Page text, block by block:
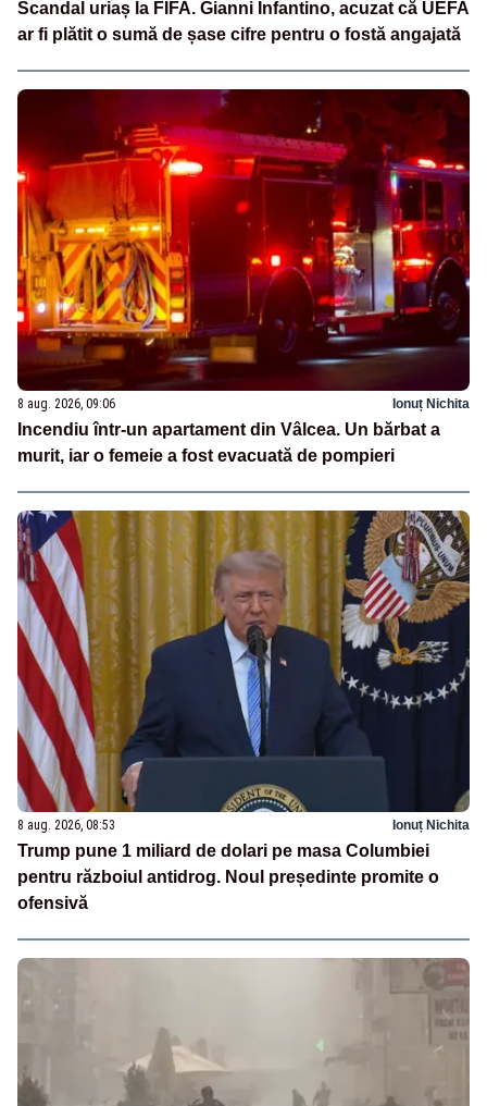
Scandal uriaș la FIFA. Gianni Infantino, acuzat că UEFA
ar fi plătit o sumă de șase cifre pentru o fostă angajată
8 aug. 2026, 09:06 Ionuț Nichita
Incendiu într-un apartament din Vâlcea. Un bărbat a
murit, iar o femeie a fost evacuată de pompieri
8 aug. 2026, 08:53 Ionuț Nichita
Trump pune 1 miliard de dolari pe masa Columbiei
pentru războiul antidrog. Noul președinte promite o
ofensivă